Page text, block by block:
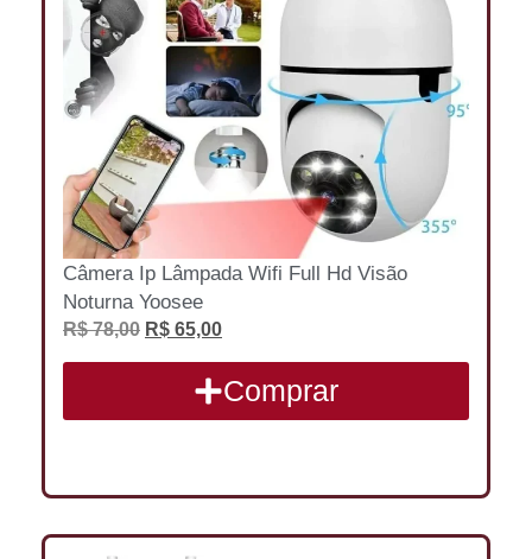
Câmera Ip Lâmpada Wifi Full Hd Visão
Noturna Yoosee
R$78,00 R$ 65,00
Comprar